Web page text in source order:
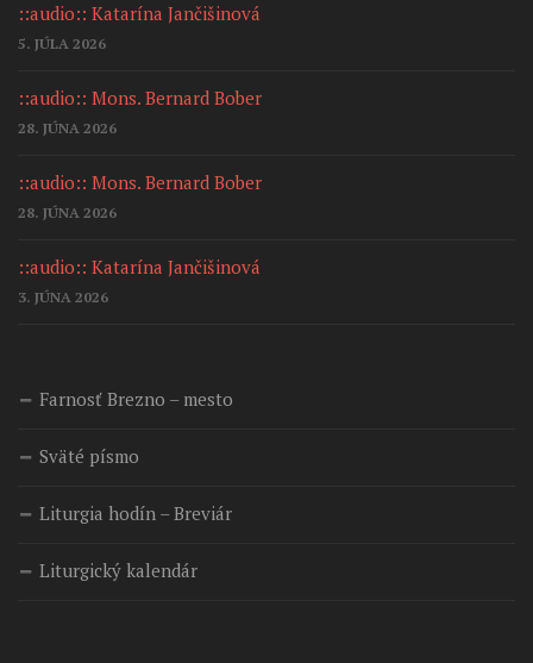
::audio:: Katarína Jančišinová
5. JÚLA 2026
::audio:: Mons. Bernard Bober
28. JÚNA 2026
::audio:: Mons. Bernard Bober
28. JÚNA 2026
::audio:: Katarína Jančišinová
3. JÚNA 2026
Farnosť Brezno – mesto
Sväté písmo
Liturgia hodín – Breviár
Liturgický kalendár